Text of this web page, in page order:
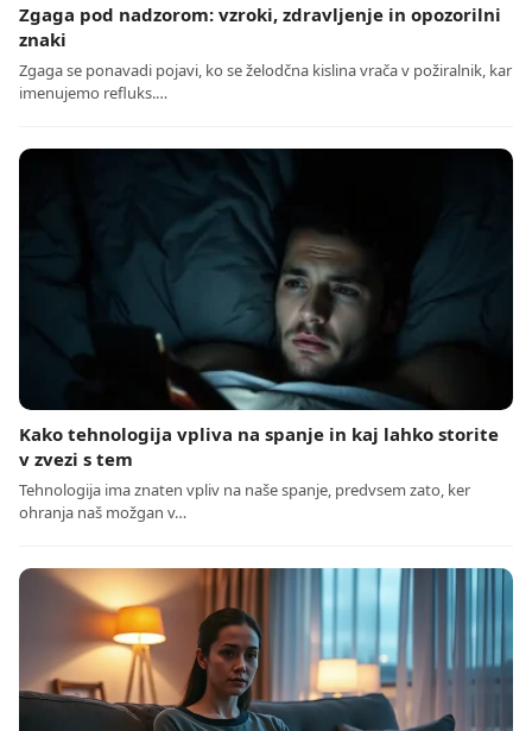
Zgaga pod nadzorom: vzroki, zdravljenje in opozorilni
znaki
Zgaga se ponavadi pojavi, ko se želodčna kislina vrača v požiralnik, kar
imenujemo refluks.…
Kako tehnologija vpliva na spanje in kaj lahko storite
v zvezi s tem
Tehnologija ima znaten vpliv na naše spanje, predvsem zato, ker
ohranja naš možgan v…